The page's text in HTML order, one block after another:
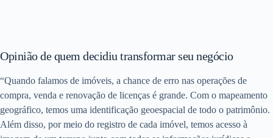
Opinião de quem decidiu transformar seu negócio
“Quando falamos de imóveis, a chance de erro nas operações de
compra, venda e renovação de licenças é grande. Com o mapeamento
geográfico, temos uma identificação geoespacial de todo o patrimônio.
Além disso, por meio do registro de cada imóvel, temos acesso à